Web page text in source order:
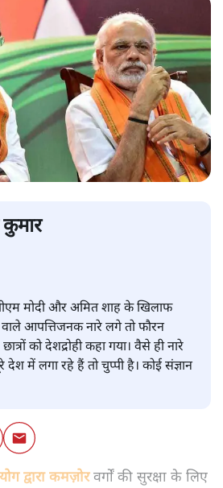
मोदी और अमित शाह के खिलाफ
आपत्तिजनक नारे लगे तो फौरन
को देशद्रोही कहा गया। वैसे ही नारे
देश में लगा रहे हैं तो चुप्पी है। कोई संज्ञान
द्वारा कमज़ोरवर्गों की सुरक्षा के लिए